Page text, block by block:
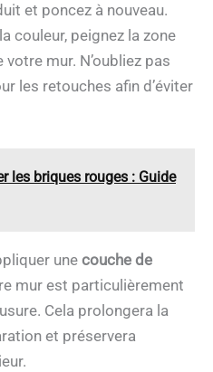
et poncez à nouveau.
couleur, peignez la zone
mur. N’oubliez pas
les retouches afin d’éviter
les briques rouges : Guide
une couche de
mur est particulièrement
Cela prolongera la
et préservera